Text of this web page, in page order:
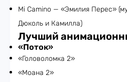
Mi Camino — «Эмилия Перес»
Дюколь и Камилла)
Лучший
«Поток»
«Головоломка 2»
«Моана 2»